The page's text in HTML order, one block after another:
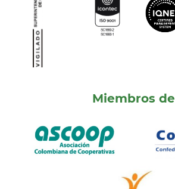
Miembros de